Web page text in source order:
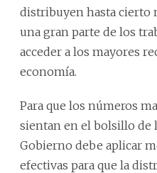
distribuyen hasta cierto
una gran parte de los
acceder a los mayores
economía.
Para que los números
sientan en el bolsillo de
Gobierno debe aplicar
efectivas para que la